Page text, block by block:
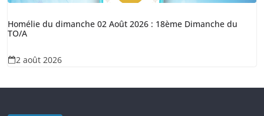
Homélie du dimanche 02 Août 2026 : 18ème Dimanche du
TO/A
2 août 2026